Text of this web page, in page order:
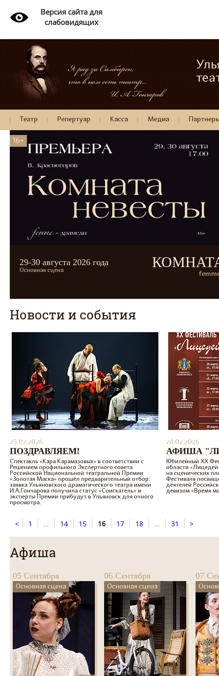
Версия сайта для
слабовидящих
Театр Репертуар Касса Медиа
16+
29-30 августа 2026 года
Основная сцена
Новости и события
25.02.2026
ПОЗДРАВЛЯЕМ!
Спектакль «Кара Карамазовых» в соответствии с
Решением профильного Экспертного совета
Российской Национальной театральной Премии
«Золотая Маска» прошёл предварительный отбор:
заявка Ульяновского драматического театра имени
И.А.Гончарова получила статус «Соискатель» и
эксперты Премии прибудут в Ульяновск для очного
просмотра.
24.02.2026
АФИША
Юбилейный ХХ
области
на сценических
Фестиваля
деятелей
девизом «Время
< 1 ... 14 15 16 17 18 ... 31 >
Афиша
05 Сентября
Основная сцена
06 Сентября
Основная сцена
07